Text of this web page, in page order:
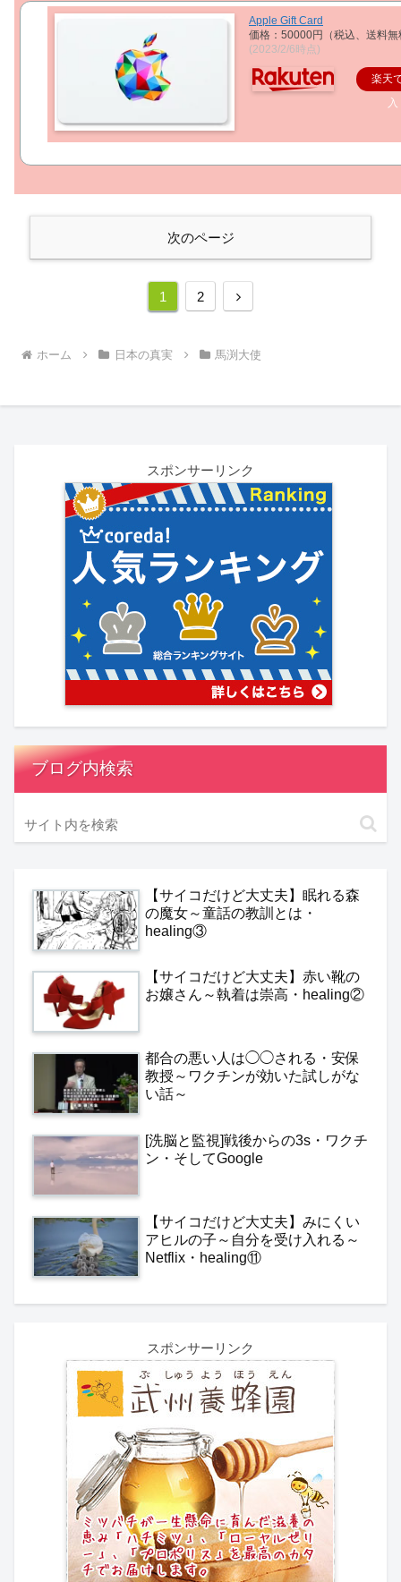
Apple Gift Card
価格：50000円（税込、送料無
(2023/2/6時点)
楽天
入
次のページ
1 2
次
ホーム 日本の真実 馬渕大使
スポンサーリンク
ブログ内検索
【サイコだけど大丈夫】眠れる森
の魔女～童話の教訓とは・
healing③
【サイコだけど大丈夫】赤い靴の
お嬢さん～執着は崇高・healing②
都合の悪い人は◯◯される・安保
教授～ワクチンが効いた試しがな
い話～
[洗脳と監視]戦後からの3s・ワクチ
ン・そしてGoogle
【サイコだけど大丈夫】みにくい
アヒルの子～自分を受け入れる～
Netflix・healing⑪
スポンサーリンク